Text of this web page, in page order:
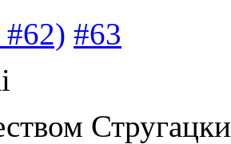
#62) #63